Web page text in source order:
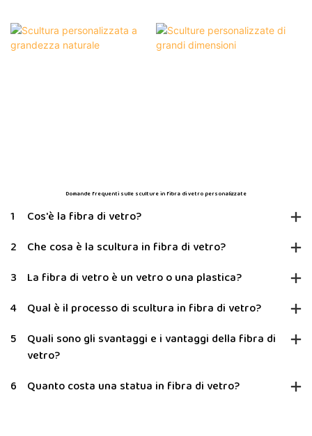
Domande frequenti sulle sculture in fibra di vetro personalizzate
1
Cos'è la fibra di vetro?
2
Che cosa è la scultura in fibra di vetro?
3
La fibra di vetro è un vetro o una plastica?
4
Qual è il processo di scultura in fibra di vetro?
5
Quali sono gli svantaggi e i vantaggi della fibra di
vetro?
6
Quanto costa una statua in fibra di vetro?